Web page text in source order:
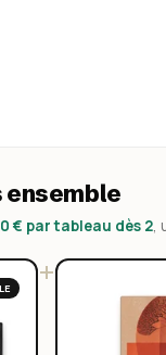
ensemble
€ par tableau dès 2,
+